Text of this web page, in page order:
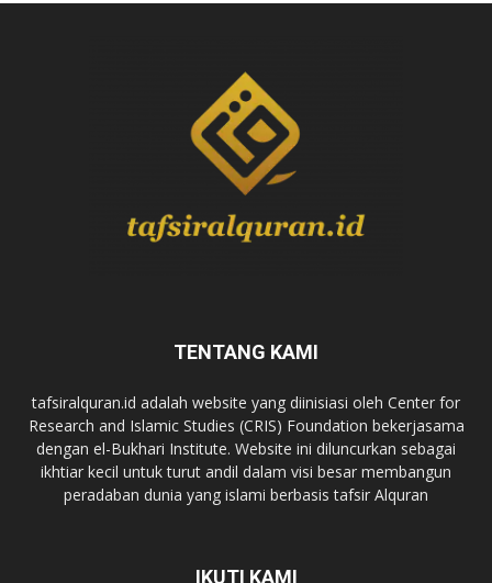
TENTANG KAMI
tafsiralquran.id adalah website yang diinisiasi oleh Center for
Research and Islamic Studies (CRIS) Foundation bekerjasama
dengan el-Bukhari Institute. Website ini diluncurkan sebagai
ikhtiar kecil untuk turut andil dalam visi besar membangun
peradaban dunia yang islami berbasis tafsir Alquran
IKUTI KAMI